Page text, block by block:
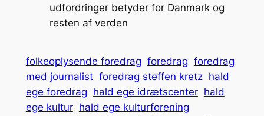
udfordringer betyder for Danmark og
resten af verden
folkeoplysende foredrag foredrag foredrag
med journalist foredrag steffen kretz hald
ege foredrag hald ege idrætscenter hald
ege kultur hald ege kulturforening